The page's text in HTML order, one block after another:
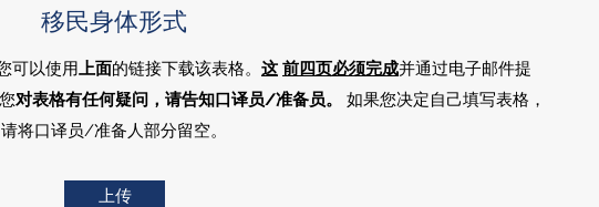
移民身体形式
可以使用上面的链接下载该表格。 这 前四页必须完成并通过电子邮件提
对表格有任何疑问，请告知口译员/准备员。
如果您决定自己填写表格，
请将口译员/准备人部分留空。
上传